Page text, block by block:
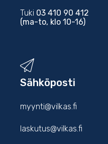
Tuki 03 410 90 412
(ma-to, klo 10-16)
Sähköposti
myynti@vilkas.fi
laskutus@vilkas.fi